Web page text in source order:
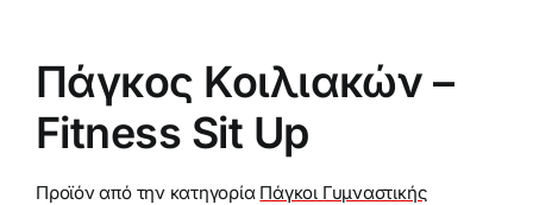
Πάγκος Κοιλιακών –
Fitness Sit Up
Προϊόν από την κατηγορία Πάγκοι Γυμναστικής